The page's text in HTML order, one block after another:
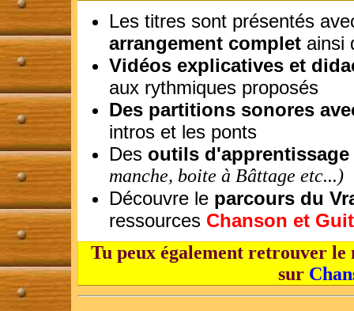
Les titres sont présentés
arrangement complet ainsi
Vidéos explicatives et
aux rythmiques proposés
Des partitions sonores
intros et les ponts
Des outils
manche, boite à Bâttage etc...)
Découvre le parcours du
ressources Chanson et
Tu peux également retrouver
sur